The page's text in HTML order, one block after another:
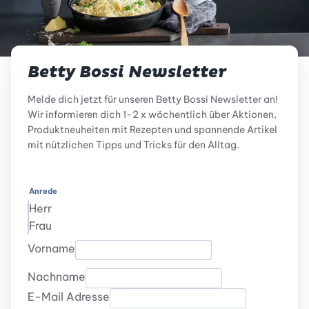
Betty Bossi Newsletter
Melde dich jetzt für unseren Betty Bossi Newsletter an!
Wir informieren dich 1-2 x wöchentlich über Aktionen,
Produktneuheiten mit Rezepten und spannende Artikel
mit nützlichen Tipps und Tricks für den Alltag.
Anrede
Herr
Frau
Vorname
Nachname
E-Mail Adresse